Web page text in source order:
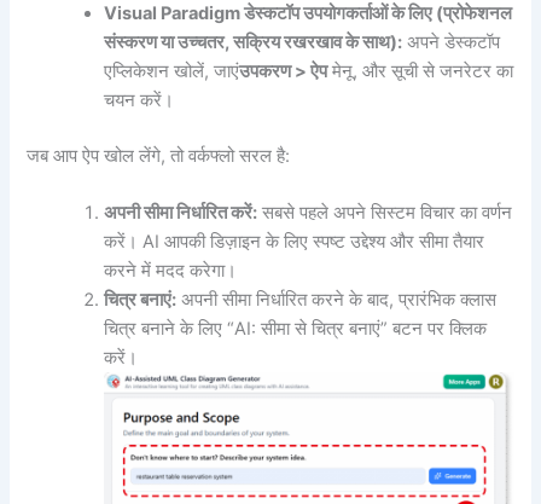
Visual Paradigm डेस्कटॉप उपयोगकर्ताओं के लिए (प्रोफेशनल
संस्करण या उच्चतर, सक्रिय रखरखाव के साथ): अपने डेस्कटॉप
एप्लिकेशन खोलें, जाएंउपकरण > ऐपमेनू, और सूची से जनरेटर का
चयन करें।
जब आप ऐप खोल लेंगे, तो वर्कफ्लो सरल है:
अपनी सीमा निर्धारित करें: सबसे पहले अपने सिस्टम विचार का वर्णन
करें। AI आपकी डिज़ाइन के लिए स्पष्ट उद्देश्य और सीमा तैयार
करने में मदद करेगा।
चित्र बनाएं: अपनी सीमा निर्धारित करने के बाद, प्रारंभिक क्लास
चित्र बनाने के लिए “AI: सीमा से चित्र बनाएं” बटन पर क्लिक
करें।